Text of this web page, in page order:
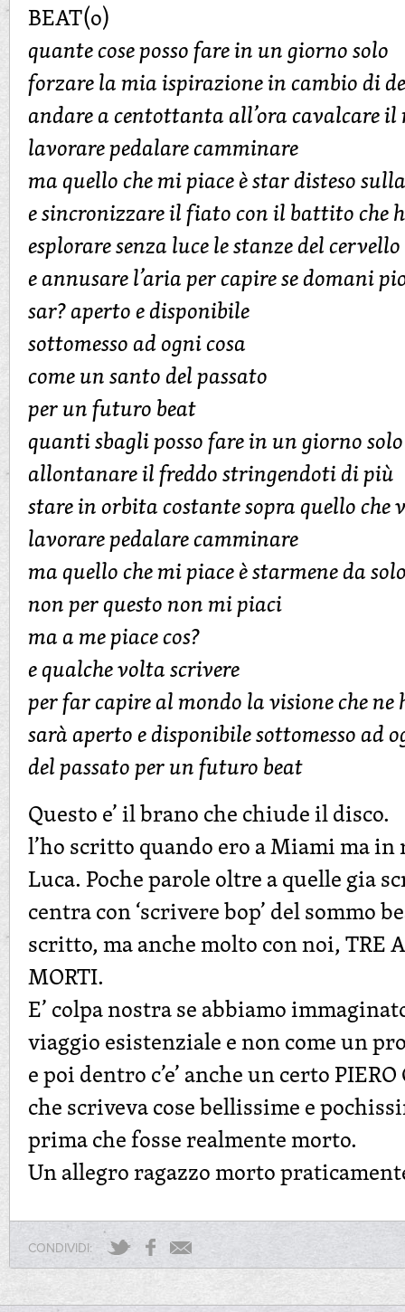
BEAT(o)
quante cose posso fare in un giorno solo
forzare la mia ispirazione in cambio di
andare a centottanta all’ora cavalcare
lavorare pedalare camminare
ma quello che mi piace è star disteso
e sincronizzare il fiato con il battito che
esplorare senza luce le stanze del cervello
e annusare l’aria per capire se domani
sar? aperto e disponibile
sottomesso ad ogni cosa
come un santo del passato
per un futuro beat
quanti sbagli posso fare in un giorno solo
allontanare il freddo stringendoti di più
stare in orbita costante sopra quello che
lavorare pedalare camminare
ma quello che mi piace è starmene da
non per questo non mi piaci
ma a me piace cos?
e qualche volta scrivere
per far capire al mondo la visione che ne
sarà aperto e disponibile sottomesso ad
del passato per un futuro beat
Questo e’ il brano che chiude il disco.
l’ho scritto quando ero a Miami ma in
Luca. Poche parole oltre a quelle gia
centra con ‘scrivere bop’ del sommo
scritto, ma anche molto con noi, TRE
MORTI.
E’ colpa nostra se abbiamo
viaggio esistenziale e non come un
e poi dentro c’e’ anche un certo
che scriveva cose bellissime e
prima che fosse realmente morto.
Un allegro ragazzo morto
CONDIVIDI: